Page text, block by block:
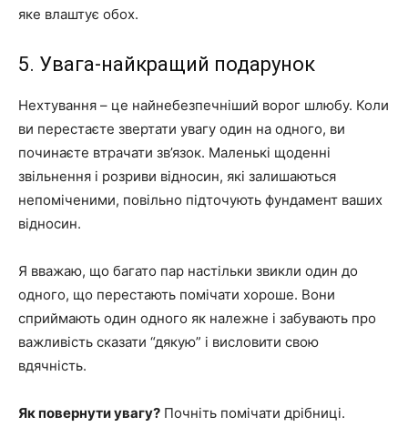
яке влаштує обох.
5. Увага-найкращий подарунок
Нехтування – це найнебезпечніший ворог шлюбу. Коли
ви перестаєте звертати увагу один на одного, ви
починаєте втрачати зв’язок. Маленькі щоденні
звільнення і розриви відносин, які залишаються
непоміченими, повільно підточують фундамент ваших
відносин.
Я вважаю, що багато пар настільки звикли один до
одного, що перестають помічати хороше. Вони
сприймають один одного як належне і забувають про
важливість сказати “дякую” і висловити свою
вдячність.
Як повернути увагу? Почніть помічати дрібниці.